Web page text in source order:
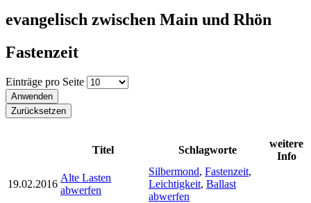
evangelisch zwischen Main und Rhön
Fastenzeit
Einträge pro Seite
Titel Schlagworte
weitere
Info
19.02.2016
Alte Lasten
abwerfen
Silbermond, Fastenzeit,
Leichtigkeit, Ballast
abwerfen